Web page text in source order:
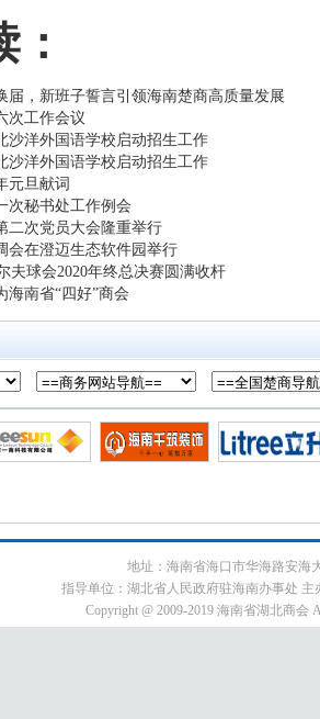
届，新班子誓言引领海南楚商高质量发展
次工作会议
沙洋外国语学校启动招生工作
沙洋外国语学校启动招生工作
元旦献词
次秘书处工作例会
二次党员大会隆重举行
会在澄迈生态软件园举行
夫球会2020年终总决赛圆满收杆
海南省“四好”商会
地址：海南省海口市华海路安海
指导单位：湖北省人民政府驻海南办事处
Copyright @ 2009-2019 海南省湖北商会